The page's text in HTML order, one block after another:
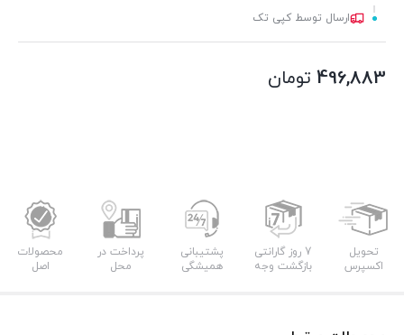
ارسال توسط کپی تک
496,883 تومان
تحویل
اکسپرس
7 روز گارانتی
بازگشت وجه
پشتیبانی
همیشگی
پرداخت در
محل
محصولات
اصل